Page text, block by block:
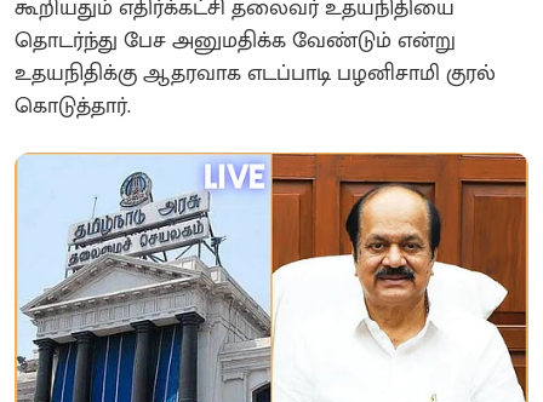
கூறியதும் எதிர்க்கட்சி தலைவர் உதயநிதியை
தொடர்ந்து பேச அனுமதிக்க வேண்டும் என்று
உதயநிதிக்கு ஆதரவாக எடப்பாடி பழனிசாமி குரல்
கொடுத்தார்.